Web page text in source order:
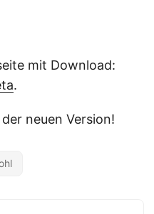
mit Download:
.
neuen Version!